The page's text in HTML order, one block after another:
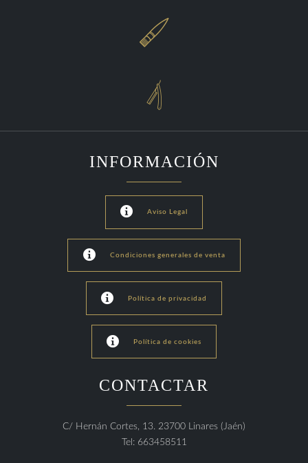


INFORMACIÓN
 Aviso Legal
 Condiciones generales de venta
 Política de privacidad
 Política de cookies
CONTACTAR
C/ Hernán Cortes, 13. 23700 Linares (Jaén)
Tel: 663458511